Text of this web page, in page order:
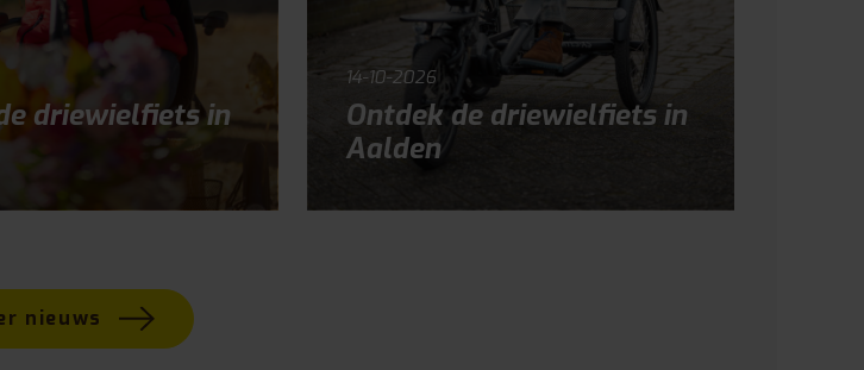
driewielfiets in
14-10-2026
Ontdek de driewielfiets in
Aalden
nieuws